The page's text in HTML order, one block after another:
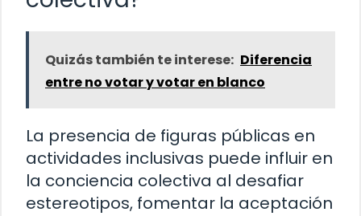
Quizás también te interese: Diferencia
entre no votar y votar en blanco
La presencia de figuras públicas en
actividades inclusivas puede influir en
la conciencia colectiva al desafiar
estereotipos, fomentar la aceptación